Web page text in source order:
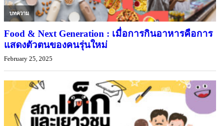
บทความ
Food & Next Generation : เมื่อการกินอาหารคือการ
แสดงตัวตนของคนรุ่นใหม่
February 25, 2025